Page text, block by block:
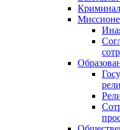
Криминал